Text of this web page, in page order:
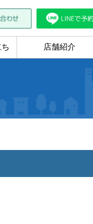
店舗紹介